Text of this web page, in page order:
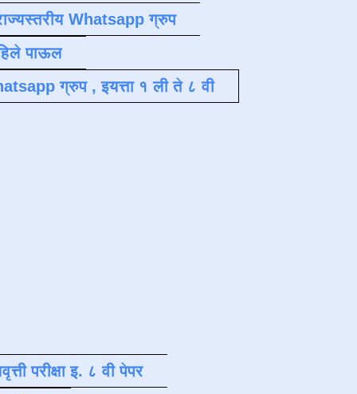
Whatsapp ग्रुप
पाऊल
ग्रुप , इयत्ता १ ली ते ८ वी
परीक्षा इ. ८ वी पेपर